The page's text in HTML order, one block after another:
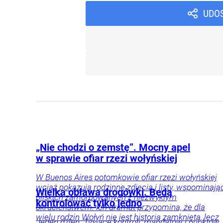
„Nie chodzi o zemstę”. Mocny apel
w sprawie ofiar rzezi wołyńskiej
W Buenos Aires potomkowie ofiar rzezi wołyńskiej
wciąż pokazują rodzinne zdjęcia i listy,
bliskich zamordowanych z niezwykłym
okrucieństwem. Ich dramat przypomina, że dla
wielu rodzin Wołyń nie jest historią zamkniętą, lecz
Wielka obława drogówki. Będą
kontrolować tylko jedno